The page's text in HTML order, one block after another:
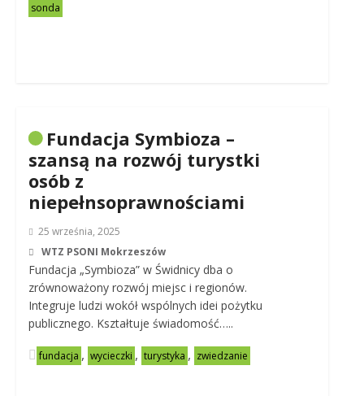
sonda
Fundacja Symbioza –
szansą na rozwój turystki
osób z
niepełnsoprawnościami
25 września, 2025
WTZ PSONI Mokrzeszów
Fundacja „Symbioza” w Świdnicy dba o
zrównoważony rozwój miejsc i regionów.
Integruje ludzi wokół wspólnych idei pożytku
publicznego. Kształtuje świadomość…..
fundacja , wycieczki , turystyka , zwiedzanie